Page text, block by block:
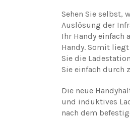
Sehen Sie selbst,
Auslösung der
Ihr Handy einfach
Handy. Somit
Sie die
Sie einfach durch
Die neue
und induktives
nach dem